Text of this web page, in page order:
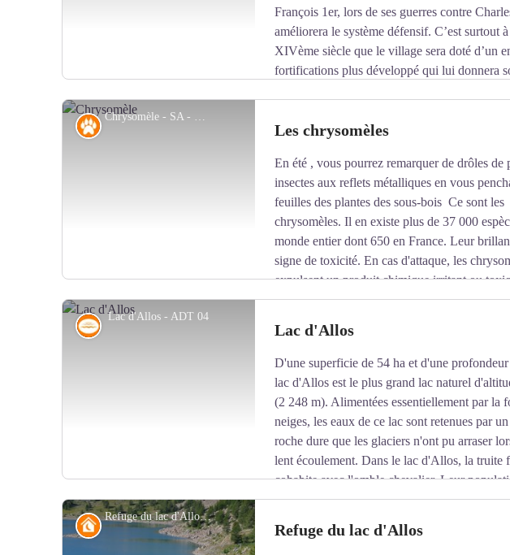
Voir l'image en plein écran
François 1er, lors de ses guerres contre
améliorera le système défensif. C’est surtout
XIVème siècle que le village sera doté d’un
fortifications plus développé qui lui donnera
1690, c’est la guerre entre la France et la Savoie. Louis XIV charge Vauban
système de défense pour renforcer la frontière. Priorité est donnée aux deux redoutes
Chrysomèle - SA - CD Alpes de Haute-Provence
Voir l'image en plein écran
Faune Les chrysomèles
En été , vous pourrez remarquer de drôles de
insectes aux reflets métalliques en vous
feuilles des plantes des sous-bois Ce sont les
chrysomèles. Il en existe plus de 37 000
monde entier dont 650 en France. Leur
signe de toxicité. En cas d'attaque, les
expulsent un produit chimique irritant ou
Lac d'Allos - ADT 04
Lac, cascade et rivière Lac d'Allos
D'une superficie de 54 ha et d'une
lac d'Allos est le plus grand lac naturel
(2 248 m). Alimentées essentiellement par la
neiges, les eaux de ce lac sont retenues par
roche dure que les glaciers n'ont pu arraser
lent écoulement. Dans le lac d'Allos, la truite
cohabite avec l'omble chevalier. Leur
d'une certaine importance puisqu'au XVIIIe siècle la pèche y était exercée
et le poisson vendu.
Refuge du lac d'Allos - ADT 04
Refuge Refuge du lac d'Allos